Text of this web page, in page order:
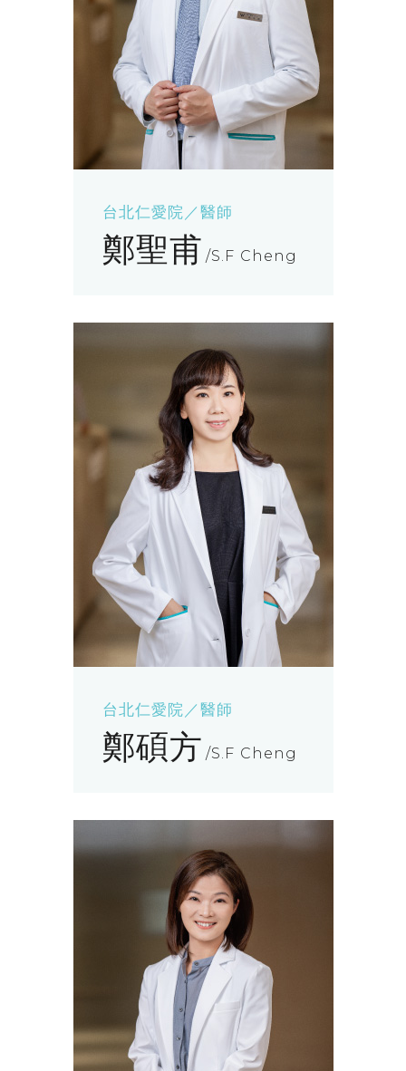
台北仁愛院／醫師
鄭聖甫 S.F Cheng
台北仁愛院／醫師
鄭碩方 S.F Cheng